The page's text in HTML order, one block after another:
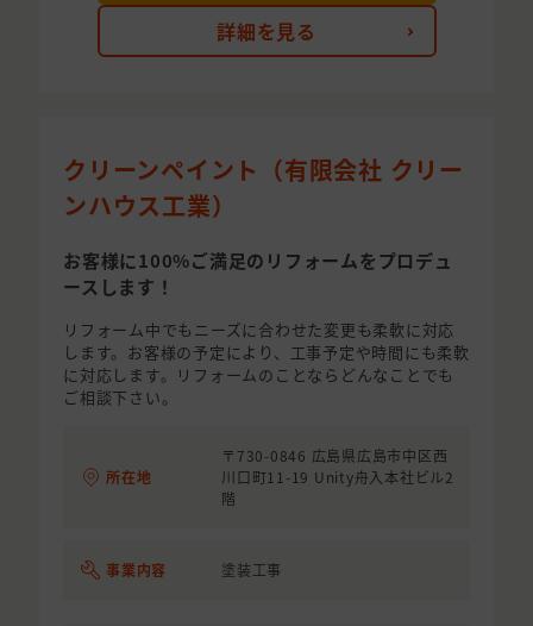
詳細を見る
クリーンペイント（有限会社 クリー
ンハウス工業）
お客様に100%ご満足のリフォームをプロデュ
ースします！
リフォーム中でもニーズに合わせた変更も柔軟に対応
します。お客様の予定により、工事予定や時間にも柔軟
に対応します。リフォームのことならどんなことでも
ご相談下さい。
所在地
〒730-0846 広島県広島市中区西
川口町11-19 Unity舟入本社ビル2
階
事業内容 塗装工事